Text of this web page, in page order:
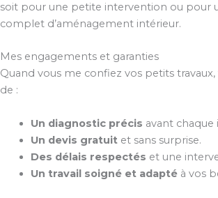
soit pour une petite intervention ou pour
complet d’aménagement intérieur.
Mes engagements et garanties
Quand vous me confiez vos petits
de :
Un diagnostic précis avant
Un devis gratuitet sans surprise.
Des délais respectés et une
Un travail soigné et adaptéà vos